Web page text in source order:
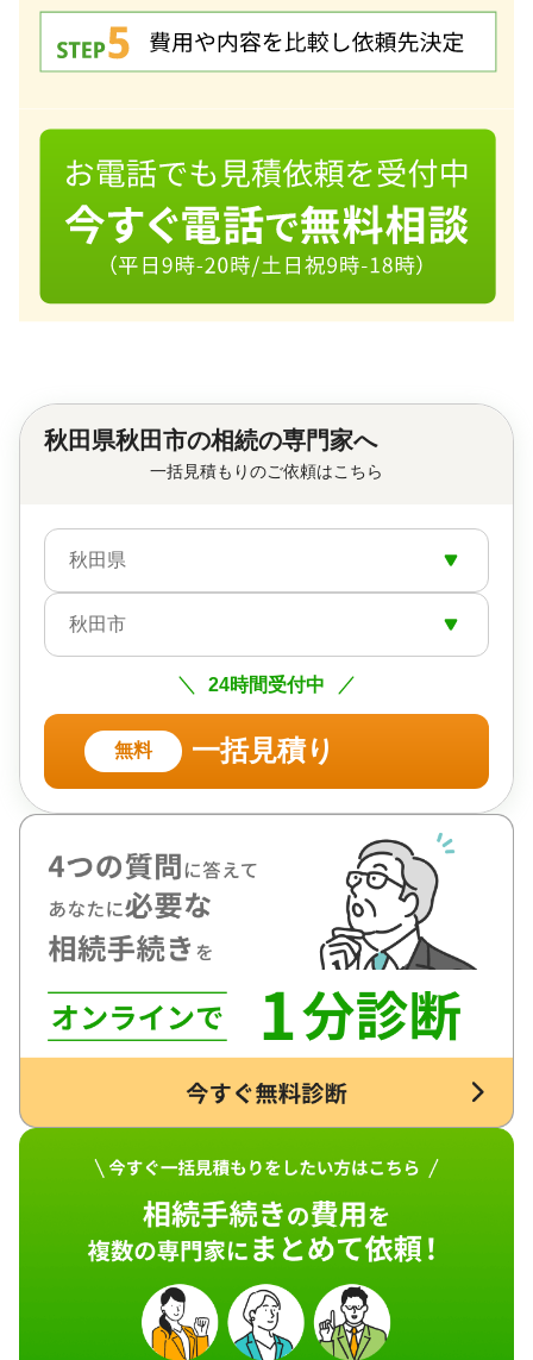
秋田県秋田市の相続の専門家へ
一括見積もりのご依頼はこちら
秋田県
秋田市
24時間受付中
無料 一括見積り